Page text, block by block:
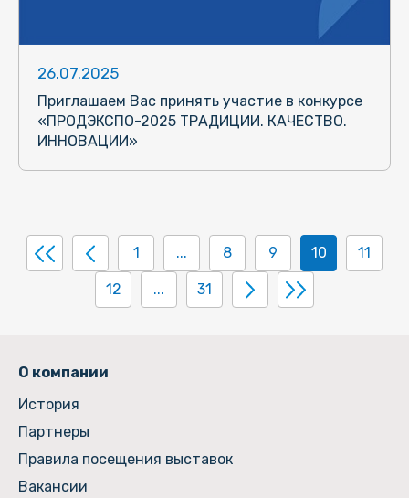
26.07.2025
Приглашаем Вас принять участие в конкурсе
«ПРОДЭКСПО-2025 ТРАДИЦИИ. КАЧЕСТВО.
ИННОВАЦИИ»
1 ... 8 9 10 11
12 ... 31
О компании
История
Партнеры
Правила посещения выставок
Вакансии